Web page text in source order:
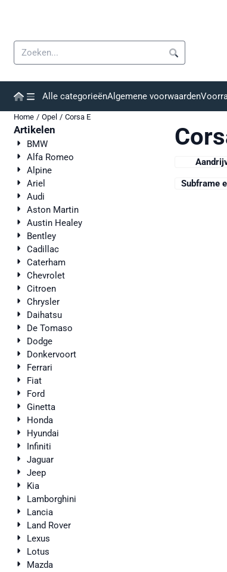
Zoeken
Alle categorieënAlgemene voorwaarden
Home / Opel / Corsa E
Artikelen
BMW
Alfa Romeo
Alpine
Ariel
Audi
Aston Martin
Austin Healey
Bentley
Cadillac
Caterham
Chevrolet
Citroen
Chrysler
Daihatsu
De Tomaso
Dodge
Donkervoort
Ferrari
Fiat
Ford
Ginetta
Honda
Hyundai
Infiniti
Jaguar
Jeep
Kia
Lamborghini
Lancia
Land Rover
Lexus
Lotus
Mazda
Subframe